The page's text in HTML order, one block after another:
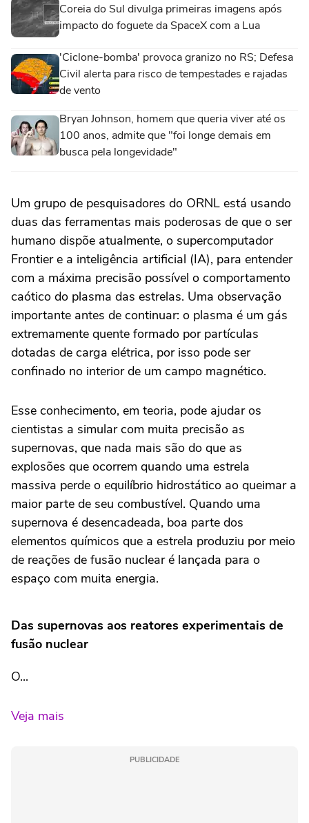
Coreia do Sul divulga primeiras imagens após
impacto do foguete da SpaceX com a Lua
'Ciclone-bomba' provoca granizo no RS; Defesa
Civil alerta para risco de tempestades e rajadas
de vento
Bryan Johnson, homem que queria viver até os
100 anos, admite que "foi longe demais em
busca pela longevidade"
Um grupo de pesquisadores do ORNL está usando
duas das ferramentas mais poderosas de que o ser
humano dispõe atualmente, o supercomputador
Frontier e a inteligência artificial (IA), para entender
com a máxima precisão possível o comportamento
caótico do plasma das estrelas. Uma observação
importante antes de continuar: o plasma é um gás
extremamente quente formado por partículas
dotadas de carga elétrica, por isso pode ser
confinado no interior de um campo magnético.
Esse conhecimento, em teoria, pode ajudar os
cientistas a simular com muita precisão as
supernovas, que nada mais são do que as
explosões que ocorrem quando uma estrela
massiva perde o equilíbrio hidrostático ao queimar a
maior parte de seu combustível. Quando uma
supernova é desencadeada, boa parte dos
elementos químicos que a estrela produziu por meio
de reações de fusão nuclear é lançada para o
espaço com muita energia.
Das supernovas aos reatores experimentais de
fusão nuclear
O...
Veja mais
PUBLICIDADE